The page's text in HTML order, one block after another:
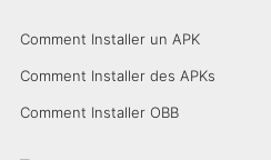
Comment Installer un APK
Comment Installer des APKs
Comment Installer OBB